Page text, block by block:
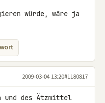
würde, wäre ja
2009-03-04 13:20#1180817
und des Ätzmittel